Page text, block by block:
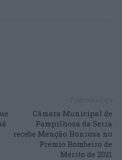
Câmara Municipal de
Pampilhosa da Serra
recebe Menção Honrosa no
Prémio Bombeiro de
Mérito de 2021